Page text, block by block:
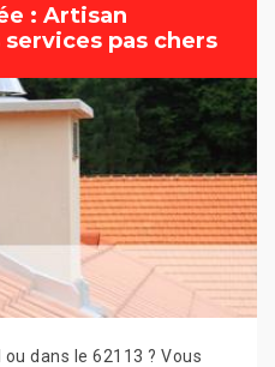
: Artisan
pas chers
dans le 62113 ? Vous